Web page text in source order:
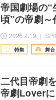
帝国劇場の
頃”の帝劇
2026.2.19 ｜
特集 舞台
二代目帝劇
帝劇Lover